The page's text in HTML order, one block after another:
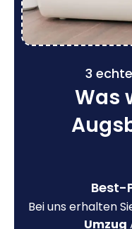
3
Was
Best-
Bei uns erhalten
Umzug